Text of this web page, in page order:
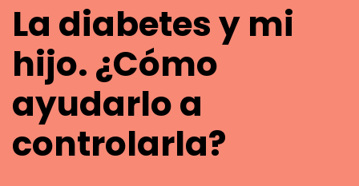
La diabetes y mi
hijo. ¿Cómo
ayudarlo a
controlarla?